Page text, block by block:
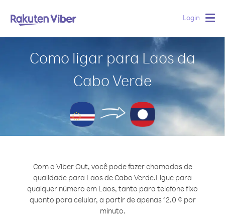
Login
Como ligar para Laos da
Cabo Verde
Com o Viber Out, você pode fazer chamadas de
qualidade para Laos de Cabo Verde.Ligue para
qualquer número em Laos, tanto para telefone fixo
quanto para celular, a partir de apenas 12.0 ¢ por
minuto.